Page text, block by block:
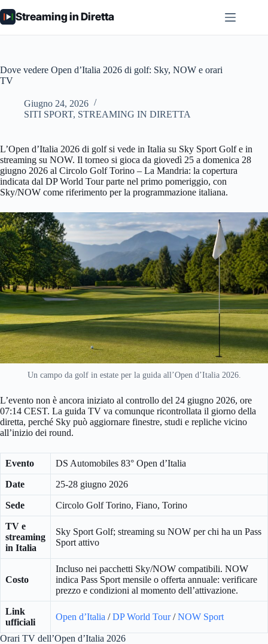
al
contenuto
Streaming in Diretta
Dove vedere Open d’Italia 2026 di golf: Sky, NOW e orari
TV
Giugno 24, 2026
SITI SPORT, STREAMING IN DIRETTA
L’Open d’Italia 2026 di golf si vede in Italia su Sky Sport Golf e in
streaming su NOW. Il torneo si gioca da giovedì 25 a domenica 28
giugno 2026 al Circolo Golf Torino – La Mandria: la copertura
indicata dal DP World Tour parte nel primo pomeriggio, con
Sky/NOW come riferimento per la programmazione italiana.
Un campo da golf in estate per la guida all’Open d’Italia 2026.
L’evento non è ancora iniziato al controllo del 24 giugno 2026, ore
07:14 CEST. La guida TV va comunque ricontrollata il giorno della
diretta, perché Sky può aggiornare finestre, studi e repliche vicino
all’inizio dei round.
Evento DS Automobiles 83° Open d’Italia
Date 25-28 giugno 2026
Sede Circolo Golf Torino, Fiano, Torino
TV e
streaming
in Italia
Sky Sport Golf; streaming su NOW per chi ha un Pass
Sport attivo
Costo
Incluso nei pacchetti Sky/NOW compatibili. NOW
indica Pass Sport mensile o offerta annuale: verificare
prezzo e condizioni al momento dell’attivazione.
Link
ufficiali
Open d’Italia /DP World Tour/NOW Sport
Orari TV dell’Open d’Italia 2026